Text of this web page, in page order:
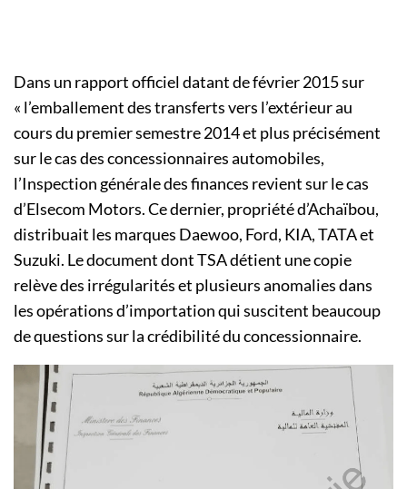
Dans un rapport officiel datant de février 2015 sur
« l’emballement des transferts vers l’extérieur au
cours du premier semestre 2014 et plus précisément
sur le cas des concessionnaires automobiles,
l’Inspection générale des finances revient sur le cas
d’Elsecom Motors. Ce dernier, propriété d’Achaïbou,
distribuait les marques Daewoo, Ford, KIA, TATA et
Suzuki. Le document dont TSA détient une copie
relève des irrégularités et plusieurs anomalies dans
les opérations d’importation qui suscitent beaucoup
de questions sur la crédibilité du concessionnaire.